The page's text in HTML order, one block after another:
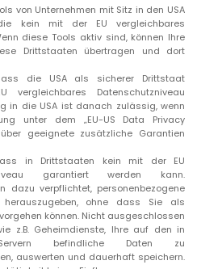
von Unternehmen mit Sitz in den USA
kein mit der EU vergleichbares
diese Tools aktiv sind, können Ihre
Drittstaaten übertragen und dort
die USA als sicherer Drittstaat
Datenschutzniveau
in die USA ist danach zulässig, wenn
unter dem „EU-US Data Privacy
geeignete zusätzliche Garantien
in Drittstaaten kein mit der EU
garantiert werden kann.
dazu verpflichtet, personenbezogene
herauszugeben, ohne dass Sie als
können. Nicht ausgeschlossen
z.B. Geheimdienste, Ihre auf den in
befindliche Daten zu
auswerten und dauerhaft speichern.